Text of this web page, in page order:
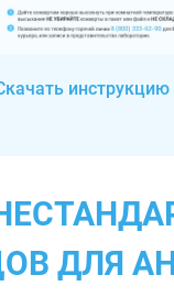
инструкцию
ДЛЯ